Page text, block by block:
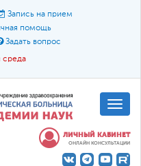
Запись на прием
помощь
Задать вопрос
среда
A A
ЛИЧНЫЙ КАБИНЕТ
ОНЛАЙН КОНСУЛЬТАЦИИ